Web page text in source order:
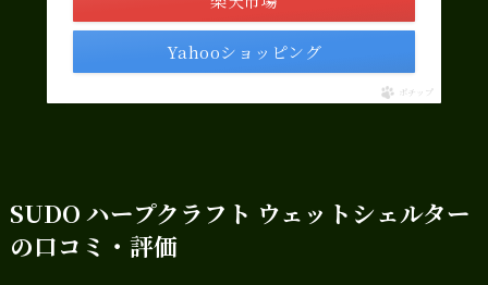
Yahooショッピング
ポチップ
SUDO ハープクラフト ウェットシェルター
の口コミ・評価